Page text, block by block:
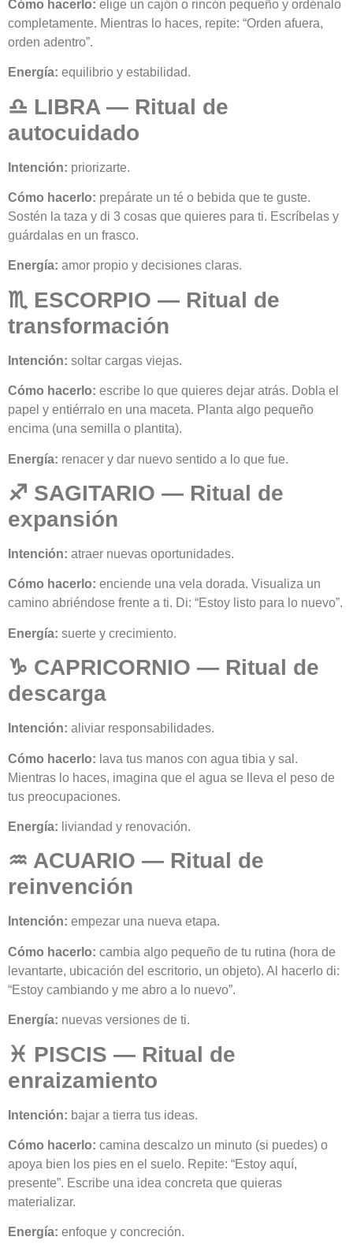
Cómo hacerlo: elige un cajón o rincón pequeño y ordénalo
completamente. Mientras lo haces, repite: “Orden afuera,
orden adentro”.
Energía: equilibrio y estabilidad.
♎ LIBRA — Ritual de
autocuidado
Intención: priorizarte.
Cómo hacerlo: prepárate un té o bebida que te guste.
Sostén la taza y di 3 cosas que quieres para ti. Escríbelas y
guárdalas en un frasco.
Energía: amor propio y decisiones claras.
♏ ESCORPIO — Ritual de
transformación
Intención: soltar cargas viejas.
Cómo hacerlo: escribe lo que quieres dejar atrás. Dobla el
papel y entiérralo en una maceta. Planta algo pequeño
encima (una semilla o plantita).
Energía: renacer y dar nuevo sentido a lo que fue.
♐ SAGITARIO — Ritual de
expansión
Intención: atraer nuevas oportunidades.
Cómo hacerlo: enciende una vela dorada. Visualiza un
camino abriéndose frente a ti. Di: “Estoy listo para lo nuevo”.
Energía: suerte y crecimiento.
♑ CAPRICORNIO — Ritual de
descarga
Intención: aliviar responsabilidades.
Cómo hacerlo: lava tus manos con agua tibia y sal.
Mientras lo haces, imagina que el agua se lleva el peso de
tus preocupaciones.
Energía: liviandad y renovación.
♒ ACUARIO — Ritual de
reinvención
Intención: empezar una nueva etapa.
Cómo hacerlo: cambia algo pequeño de tu rutina (hora de
levantarte, ubicación del escritorio, un objeto). Al hacerlo di:
“Estoy cambiando y me abro a lo nuevo”.
Energía: nuevas versiones de ti.
♓ PISCIS — Ritual de
enraizamiento
Intención: bajar a tierra tus ideas.
Cómo hacerlo: camina descalzo un minuto (si puedes) o
apoya bien los pies en el suelo. Repite: “Estoy aquí,
presente”. Escribe una idea concreta que quieras
materializar.
Energía: enfoque y concreción.